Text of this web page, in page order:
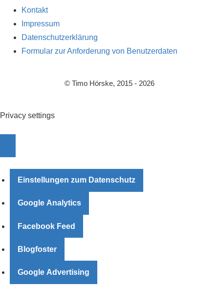
Kontakt
Impressum
Datenschutzerklärung
Formular zur Anforderung von Benutzerdaten
© Timo Hörske, 2015 - 2026
Privacy settings
Einstellungen zum Datenschutz
Google Analytics
Facebook Feed
Blogfoster
Google Advertising